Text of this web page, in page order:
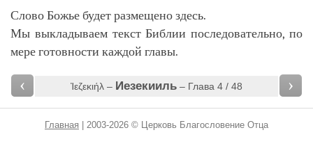
Слово Божье будет размещено здесь.
Мы выкладываем текст Библии последовательно, по
мере готовности каждой главы.
‹ Ἰεζεκιήλ – Иезекииль– Глава 4 / 48 ›
Главная | 2003-2026 © Церковь Благословение Отца